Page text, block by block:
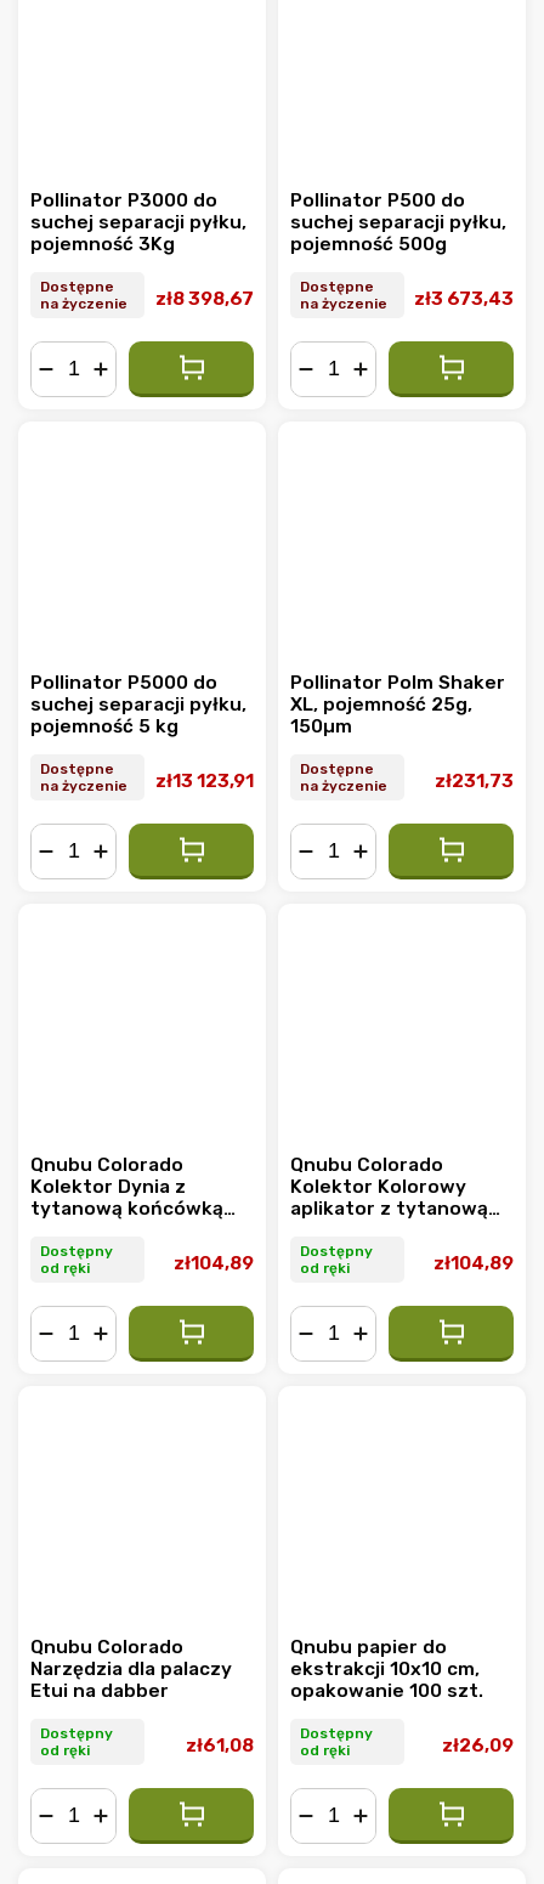
Pollinator P3000 do
suchej separacji pyłku,
pojemność 3Kg
Dostępne
na życzenie
zł8 398,67
Pollinator P500 do
suchej separacji pyłku,
pojemność 500g
Dostępne
na życzenie
zł3 673,43
Pollinator P5000 do
suchej separacji pyłku,
pojemność 5 kg
Dostępne
na życzenie
zł13 123,91
Pollinator Polm Shaker
XL, pojemność 25g,
150µm
Dostępne
na życzenie
zł231,73
Qnubu Colorado
Kolektor Dynia z
tytanową końcówką
Dostępny
od ręki
zł104,89
Qnubu Colorado
Kolektor Kolorowy
aplikator z tytanową
Dostępny
od ręki
zł104,89
Qnubu Colorado
Narzędzia dla palaczy
Etui na dabber
Dostępny
od ręki
zł61,08
Qnubu papier do
ekstrakcji 10x10 cm,
opakowanie 100 szt.
Dostępny
od ręki
zł26,09